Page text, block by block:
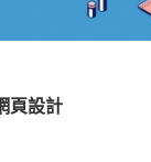
頁設計